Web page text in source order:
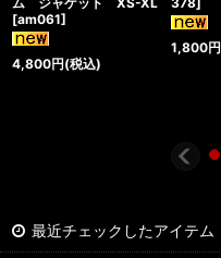
[am061]
4,800円(税込)
1,800円
最近チェックしたアイテム